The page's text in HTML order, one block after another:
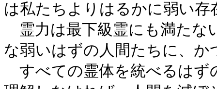
は私たちよりはるかに弱い存
霊力は最下級霊にも満たな
な弱いはずの人間たちに、
すべての霊体を統べるはず